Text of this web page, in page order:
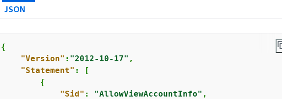
JSON
{
"Version" : "2012-10-17" ,
"Statement" : [
{
"Sid" : "AllowViewAccountInfo" ,